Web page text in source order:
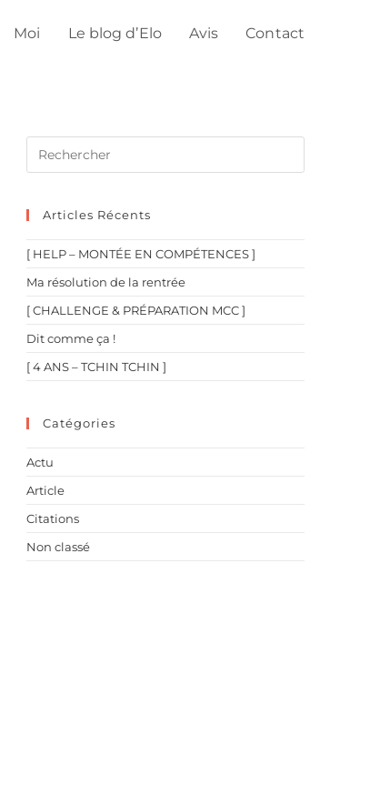
Moi Le blog d’Elo Avis Contact
Articles Récents
[ HELP – MONTÉE EN COMPÉTENCES ]
Ma résolution de la rentrée
[ CHALLENGE & PRÉPARATION MCC ]
Dit comme ça !
[ 4 ANS – TCHIN TCHIN ]
Catégories
Actu
Article
Citations
Non classé